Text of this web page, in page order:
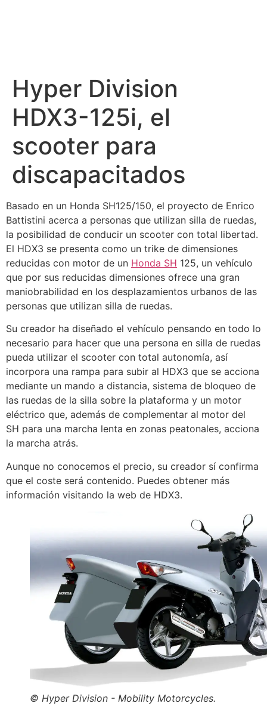
Hyper Division
HDX3-125i, el
scooter para
discapacitados
Basado en un Honda SH125/150, el proyecto de Enrico
Battistini acerca a personas que utilizan silla de ruedas,
la posibilidad de conducir un scooter con total libertad.
El HDX3 se presenta como un trike de dimensiones
reducidas con motor de un Honda SH 125, un vehículo
que por sus reducidas dimensiones ofrece una gran
maniobrabilidad en los desplazamientos urbanos de las
personas que utilizan silla de ruedas.
Su creador ha diseñado el vehículo pensando en todo lo
necesario para hacer que una persona en silla de ruedas
pueda utilizar el scooter con total autonomía, así
incorpora una rampa para subir al HDX3 que se acciona
mediante un mando a distancia, sistema de bloqueo de
las ruedas de la silla sobre la plataforma y un motor
eléctrico que, además de complementar al motor del
SH para una marcha lenta en zonas peatonales, acciona
la marcha atrás.
Aunque no conocemos el precio, su creador sí confirma
que el coste será contenido. Puedes obtener más
información visitando la web de HDX3.
© Hyper Division - Mobility Motorcycles.